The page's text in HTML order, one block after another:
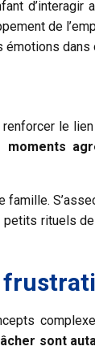
de
émotions
le
rituels
sont